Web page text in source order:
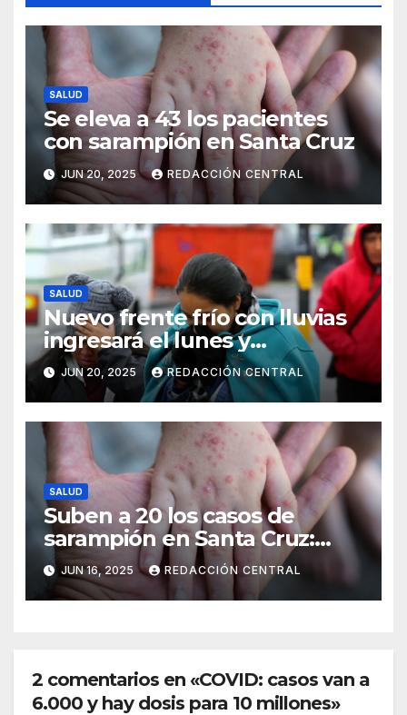
SALUD
Se eleva a 43 los pacientes
con sarampión en Santa Cruz
JUN 20, 2025 REDACCIÓN CENTRAL
SALUD
Nuevo frente frío con lluvias
ingresará el lunes y
continuarán los vientos en el
altiplano y valles
JUN 20, 2025 REDACCIÓN CENTRAL
SALUD
Suben a 20 los casos de
sarampión en Santa Cruz:
Salud intensifica la
vacunación
JUN 16, 2025 REDACCIÓN CENTRAL
2 comentarios en «COVID: casos van a
6.000 y hay dosis para 10 millones»